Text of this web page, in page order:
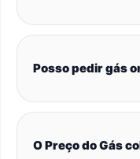
Posso pedir gás
O Preço do Gás